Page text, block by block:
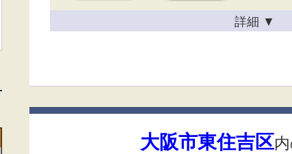
詳細 ▼
大阪市東住吉区